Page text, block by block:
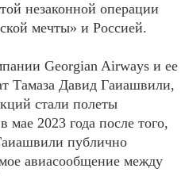
незаконной операции
мечты» и Россией.
Georgian Airways и ее
Тамаза Давид Гаиашвили,
стали полеты
2023 года после того,
публично
авиасообщение между